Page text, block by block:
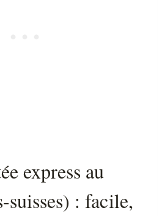
express au
: facile,